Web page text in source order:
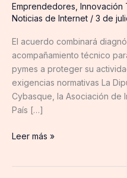
Emprendedores Innovación
Noticias de Internet / 3 de
El acuerdo combinará
acompañamiento técnico
pymes a proteger su
exigencias normativas La
Cybasque, la Asociación de
País […]
Leer más »